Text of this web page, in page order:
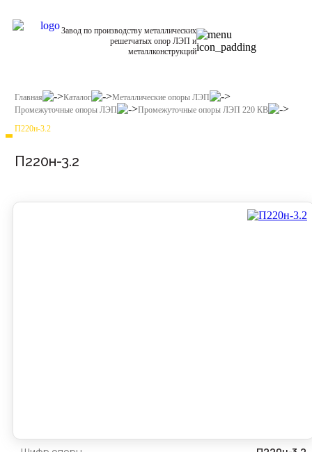
Завод по производству металлических
решетчатых опор ЛЭП и
металлконструкций
Главная Каталог
Металлические опоры ЛЭП
Промежуточные опоры ЛЭП
Промежуточные опоры ЛЭП 220 КВ
П220н-3.2
П220н-3.2